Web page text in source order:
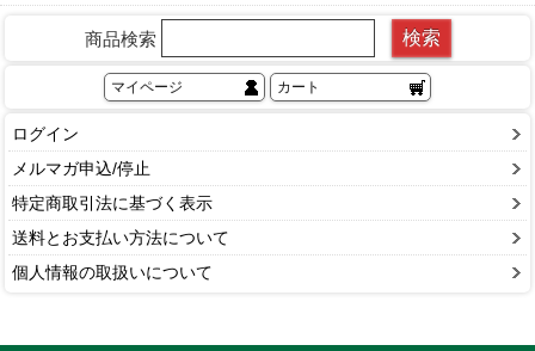
商品検索 検索
マイページ カート
ログイン
メルマガ申込/停止
特定商取引法に基づく表示
送料とお支払い方法について
個人情報の取扱いについて